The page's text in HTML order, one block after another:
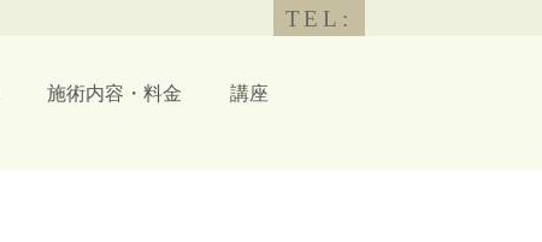
TEL:
施術内容・料金 講座